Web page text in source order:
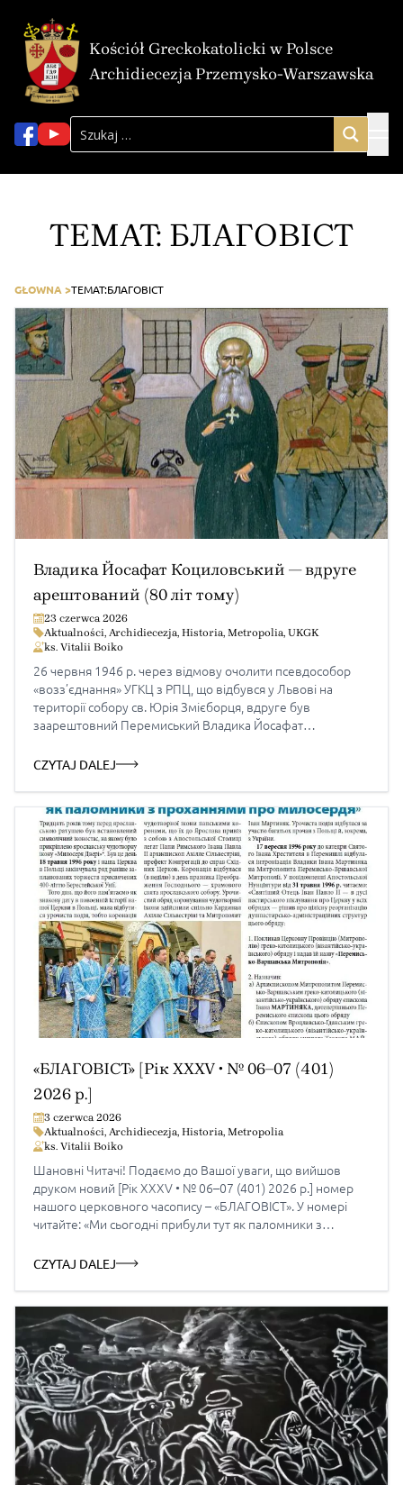
Kościół Greckokatolicki w Polsce
Archidiecezja Przemysko-Warszawska
TEMAT: БЛАГОВІСТ
GŁOWNA >TEMAT:БЛАГОВІСТ
Владика Йосафат Коциловський — вдруге
арештований (80 літ тому)
23 czerwca 2026
Aktualności, Archidiecezja, Historia, Metropolia, UKGK
ks. Vitalii Boiko
26 червня 1946 р. через відмову очолити псевдособор
«возз’єднання» УГКЦ з РПЦ, що відбувся у Львові на
території собору св. Юрія Змієборця, вдруге був
заарештовний Перемиський Владика Йосафат
грабувало місцеве населення. Після закінчення ІІ світової
перейняла державна адміністраця і влаштувала в неї
Музей Перемиської […]
CZYTAJ DALEJ
«БЛАГОВІСТ» [Рік XXXV • № 06–07 (401)
2026 р.]
3 czerwca 2026
Aktualności, Archidiecezja, Historia, Metropolia
ks. Vitalii Boiko
Шановні Читачі! Подаємо до Вашої уваги, що вийшов
друком новий [Рік XXXV • № 06–07 (401) 2026 р.] номер
нашого церковного часопису – «БЛАГОВІСТ». У номері
читайте: «Ми сьогодні прибули тут як паломники з
літ від коронування чудотворної ярославської ікони
CZYTAJ DALEJ